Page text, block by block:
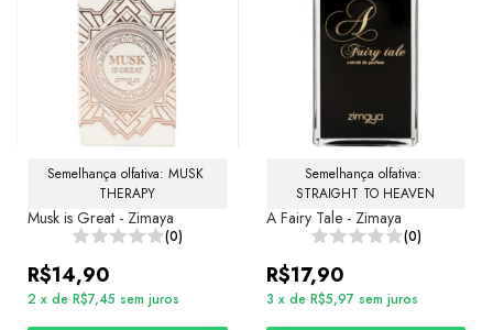
Semelhança olfativa: MUSK
THERAPY
Musk is Great - Zimaya
(0)
R$14,90
2 x de R$7,45 sem juros
Semelhança olfativa:
STRAIGHT TO HEAVEN
A Fairy Tale - Zimaya
(0)
R$17,90
3 x de R$5,97 sem juros